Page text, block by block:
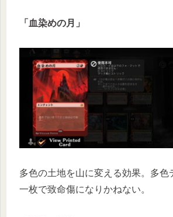
「血染めの月」
多色の土地を山に変える効果。多色
一枚で致命傷になりかねない。